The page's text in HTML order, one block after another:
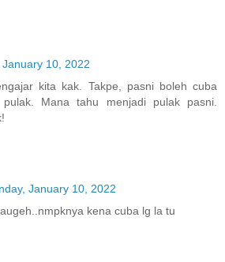
January 10, 2022
kita kak. Takpe, pasni boleh cuba
Mana tahu menjadi pulak pasni.
January 10, 2022
kena cuba lg la tu